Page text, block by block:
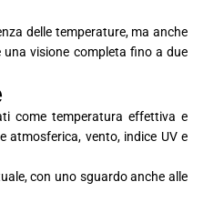
delle temperature, ma anche
visione completa fino a due
come temperatura effettiva e
atmosferica, vento, indice UV e
con uno sguardo anche alle